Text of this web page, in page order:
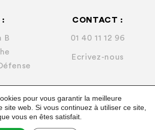
:
B
CONTACT :
01 40 11 12 96
Ecrivez-nous
© 2026FNA
pour vous garantir la meilleure
site web. Si vous continuez à utiliser ce site,
vous en êtes satisfait.